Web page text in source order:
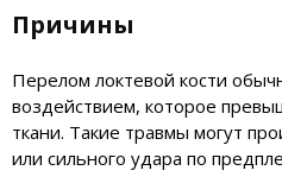
Причины
Перелом локтевой кости
воздействием, которое
ткани. Такие травмы могут
или сильного удара по